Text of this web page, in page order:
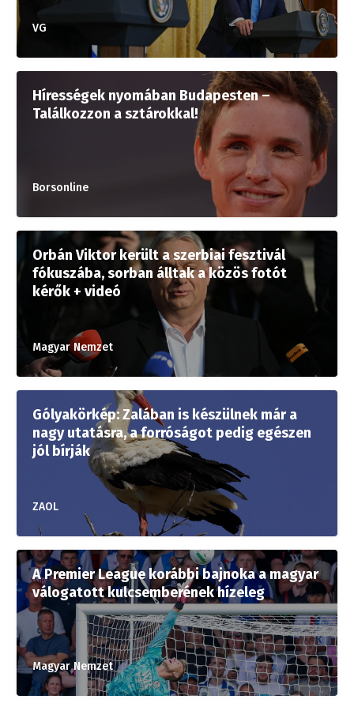
VG
Hírességek nyomában Budapesten –
Találkozzon a sztárokkal!
Borsonline
Orbán Viktor került a szerbiai fesztivál
fókuszába, sorban álltak a közös fotót
kérők + videó
Magyar Nemzet
Gólyakörkép: Zalában is készülnek már a
nagy utatásra, a forróságot pedig egészen
jól bírják
ZAOL
A Premier League korábbi bajnoka a magyar
válogatott kulcsemberének hízeleg
Magyar Nemzet